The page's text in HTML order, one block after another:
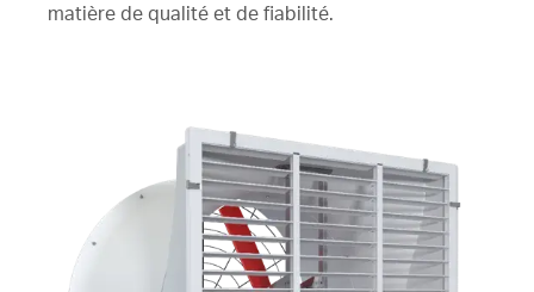
matière de qualité et de fiabilité.